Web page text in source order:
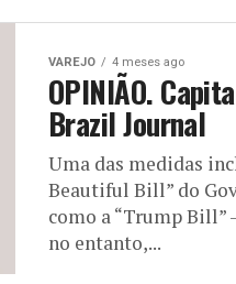
VAREJO 4 meses ago
OPINIÃO.
Brazil Journal
Uma das medidas
Beautiful Bill” do
como a “Trump Bill”
no entanto,...